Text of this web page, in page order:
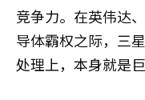
竞争力。在英伟达
导体霸权之际，三
处理上，本身就是